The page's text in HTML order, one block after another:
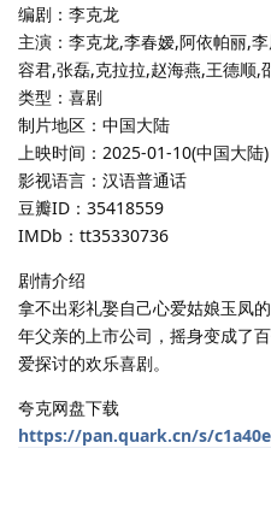
编剧：李克龙
主演：李克龙,李春嫒,阿依帕丽,
容君,张磊,克拉拉,赵海燕,王德顺,
类型：喜剧
制片地区：中国大陆
上映时间：2025-01-10(中国大陆)
影视语言：汉语普通话
豆瓣ID：35418559
IMDb：tt35330736
剧情介绍
拿不出彩礼娶自己心爱姑娘玉凤
年父亲的上市公司，摇身变成了
爱探讨的欢乐喜剧。
夸克网盘下载
https://pan.quark.cn/s/